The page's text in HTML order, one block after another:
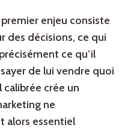
enjeu consiste
des décisions, ce qui
ce qu’il
de lui vendre quoi
crée un
ne
alors essentiel